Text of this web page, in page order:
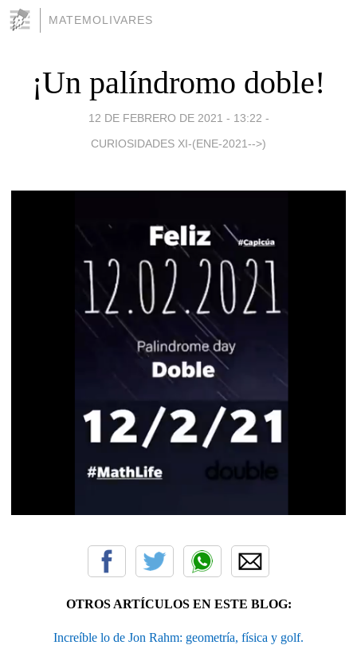
MATEMOLIVARES
¡Un palíndromo doble!
12 DE FEBRERO DE 2021 - 13:22 -
CURIOSIDADES XI-(ENE-2021-->)
OTROS ARTÍCULOS EN ESTE BLOG:
Increíble lo de Jon Rahm: geometría, física y golf.